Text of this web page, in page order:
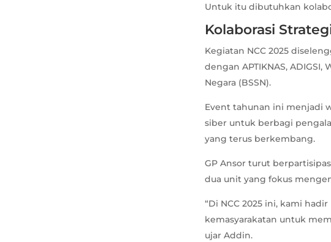
Untuk itu dibutuhkan
Kolaborasi
Kegiatan NCC 2025
dengan APTIKNAS,
Negara (BSSN).
Event tahunan ini menjadi
siber untuk berbagi
yang terus berkembang.
GP Ansor turut
dua unit yang fokus
“Di NCC 2025 ini, kami
kemasyarakatan untuk
ujar Addin.